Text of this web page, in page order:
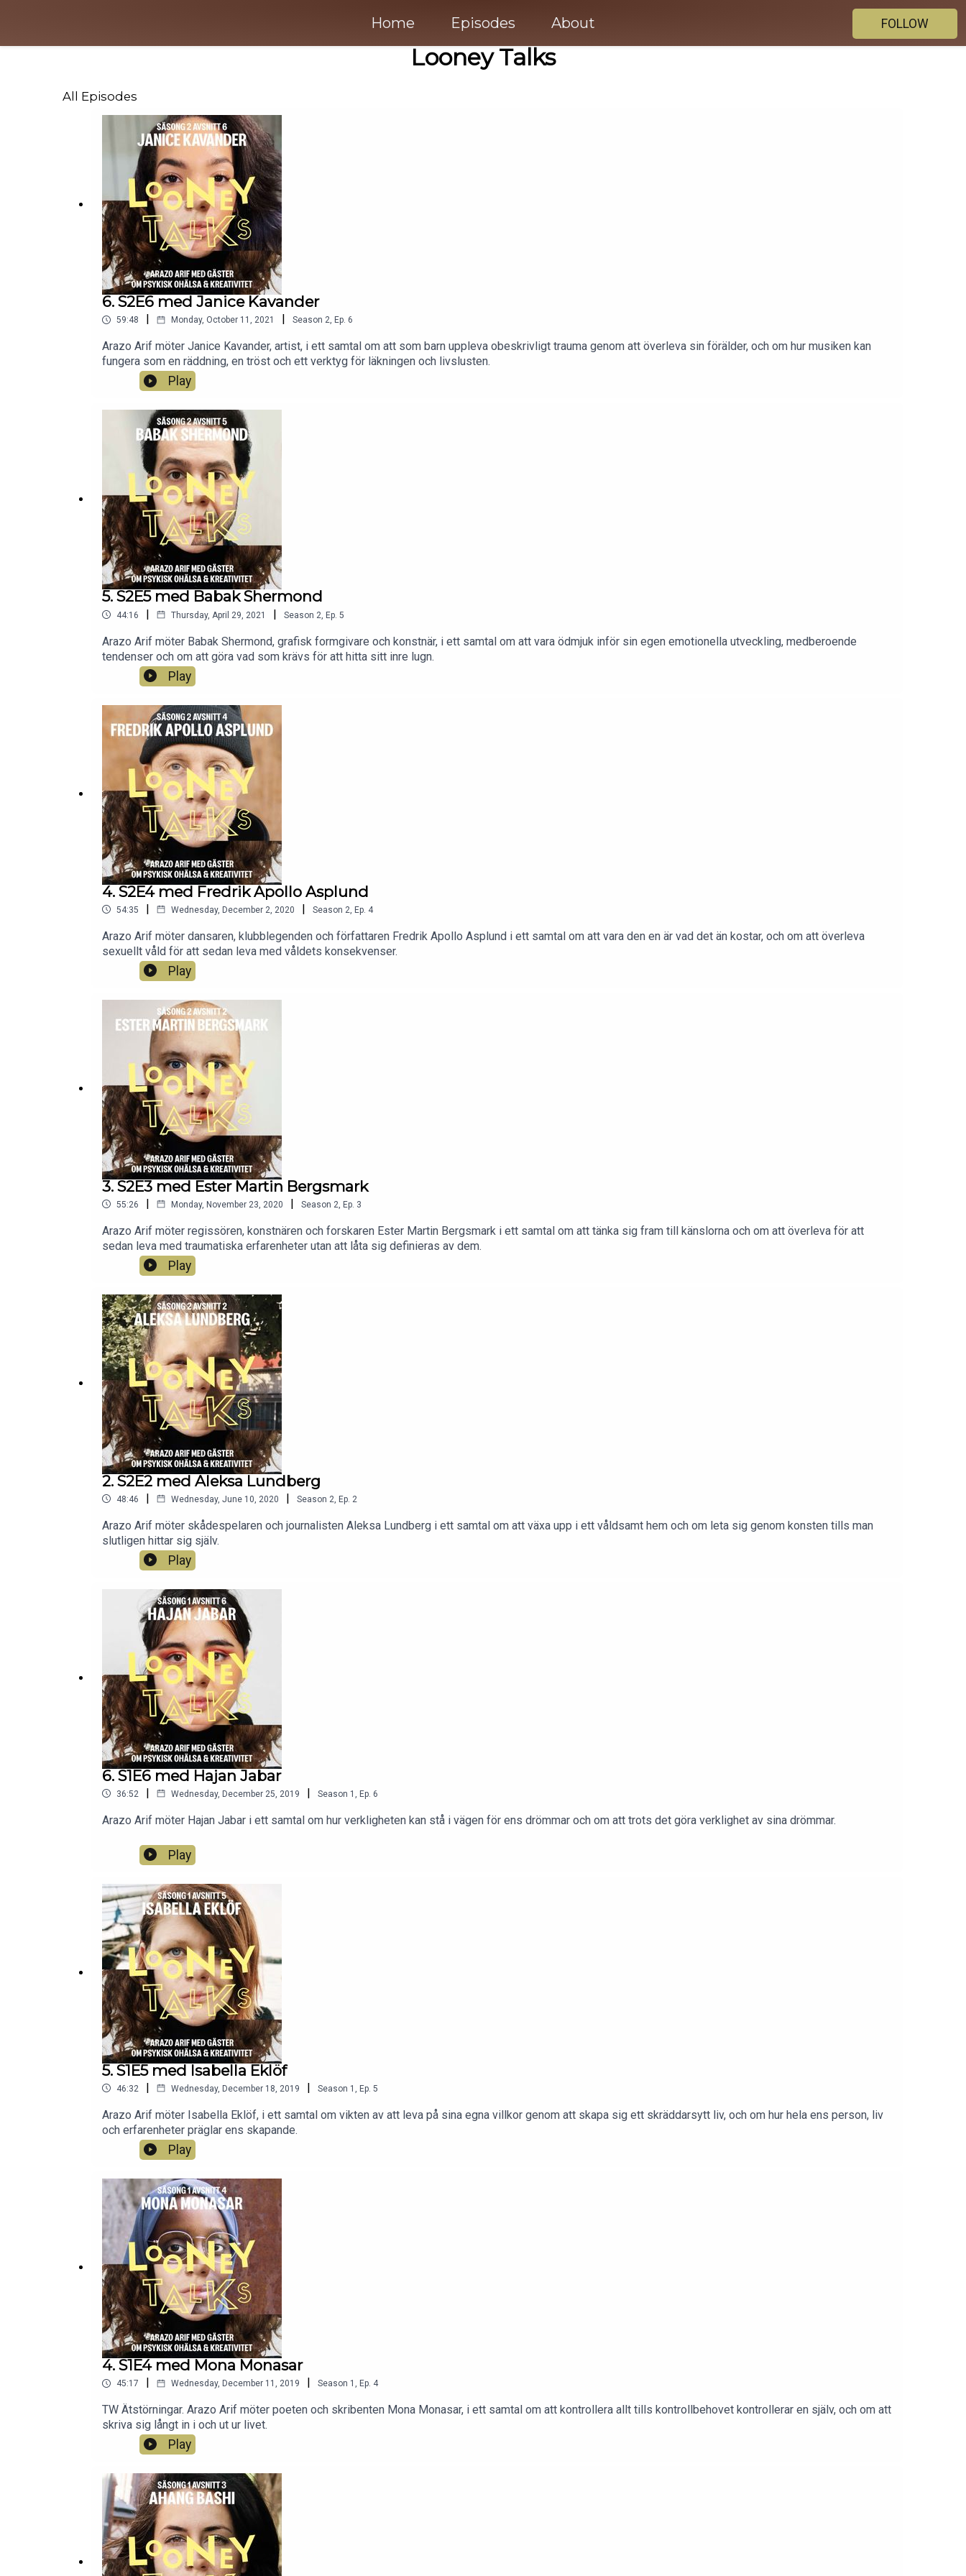
Home Episodes About FOLLOW
Looney Talks
All Episodes
6. S2E6 med Janice Kavander
59:48 Monday, October 11, 2021 Season 2, Ep. 6
Arazo Arif möter Janice Kavander, artist, i ett samtal om att som barn uppleva obeskrivligt trauma genom att överleva sin förälder, och om hur musiken kan
fungera som en räddning, en tröst och ett verktyg för läkningen och livslusten.
Play
5. S2E5 med Babak Shermond
44:16 | Thursday, April 29, 2021 | Season 2 Ep. 5
Arazo Arif möter Babak Shermond, grafisk formgivare och konstnär, i ett samtal om att vara ödmjuk inför sin egen emotionella utveckling, medberoende
tendenser och om att göra vad som krävs för att hitta sitt inre lugn.
Play
4. S2E4 med Fredrik Apollo Asplund
54:35 | Wednesday, December 2, 2020 | Season 2 Ep. 4
Arazo Arif möter dansaren, klubblegenden och författaren Fredrik Apollo Asplund i ett samtal om att vara den en är vad det än kostar, och om att överleva
sexuellt våld för att sedan leva med våldets konsekvenser.
Play
3. S2E3 med Ester Martin Bergsmark
55:26 | Monday, November 23, 2020 | Season 2 Ep. 3
Arazo Arif möter regissören, konstnären och forskaren Ester Martin Bergsmark i ett samtal om att tänka sig fram till känslorna och om att överleva för att
sedan leva med traumatiska erfarenheter utan att låta sig definieras av dem.
Play
2. S2E2 med Aleksa Lundberg
48:46 | Wednesday, June 10, 2020 | Season 2 Ep. 2
Arazo Arif möter skådespelaren och journalisten Aleksa Lundberg i ett samtal om att växa upp i ett våldsamt hem och om leta sig genom konsten tills man
slutligen hittar sig själv.
Play
6. S1E6 med Hajan Jabar
36:52 | Wednesday, December 25, 2019 | Season 1 , Ep. 6
Arazo Arif möter Hajan Jabar i ett samtal om hur verkligheten kan stå i vägen för ens drömmar och om att trots det göra verklighet av sina drömmar.
Play
5. S1E5 med Isabella Eklöf
46:32 | Wednesday, December 18, 2019 | Season 1 , Ep. 5
Arazo Arif möter Isabella Eklöf, i ett samtal om vikten av att leva på sina egna villkor genom att skapa sig ett skräddarsytt liv, och om hur hela ens person, liv
och erfarenheter präglar ens skapande.
Play
4. S1E4 med Mona Monasar
45:17 | Wednesday, December 11, 2019 | Season 1 , Ep. 4
TW Ätstörningar. Arazo Arif möter poeten och skribenten Mona Monasar, i ett samtal om att kontrollera allt tills kontrollbehovet kontrollerar en själv, och om att
skriva sig långt in i och ut ur livet.
Play